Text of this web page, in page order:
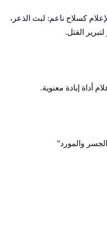
كسلاح ناعم: لبث الذعر،
القتل.
أداة إبادة معنوية.
والمورد”